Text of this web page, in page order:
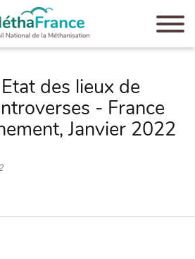
Aller
au
contenu
principal
des lieux de
- France
Janvier 2022